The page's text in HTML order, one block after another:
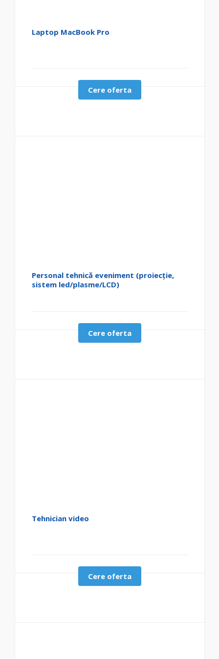
Laptop MacBook Pro
Cere oferta
Personal tehnică eveniment (proiecție,
sistem led/plasme/LCD)
Cere oferta
Tehnician video
Cere oferta